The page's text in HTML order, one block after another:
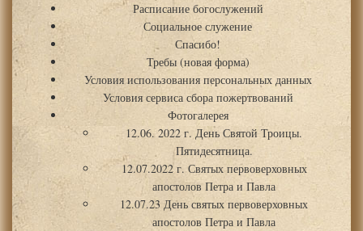
Расписание богослужений
Социальное служение
Спасибо!
Требы (новая форма)
Условия использования персональных данных
Условия сервиса сбора пожертвований
Фотогалерея
12.06. 2022 г. День Святой Троицы.
Пятидесятница.
12.07.2022 г. Святых первоверховных
апостолов Петра и Павла
12.07.23 День святых первоверховных
апостолов Петра и Павла